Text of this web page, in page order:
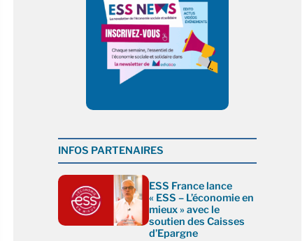
INFOS PARTENAIRES
ESS France lance
« ESS – L’économie en
mieux » avec le
soutien des Caisses
d’Epargne